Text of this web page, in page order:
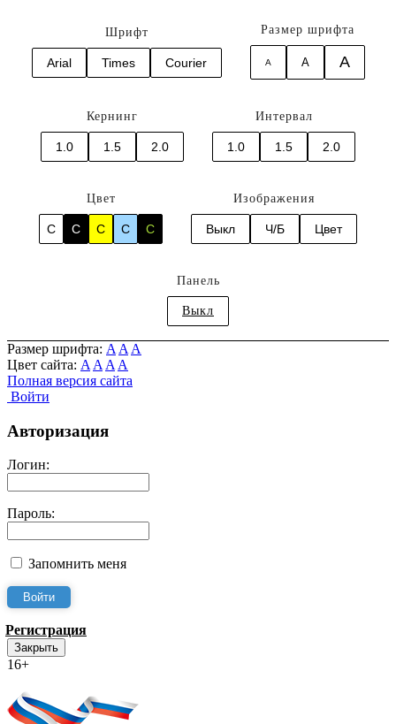
Шрифт
Arial Times Courier
Размер шрифта
A A A
Кернинг
1.0 1.5 2.0
Интервал
1.0 1.5 2.0
Цвет
C C C C C
Изображения
Выкл Ч/Б Цвет
Панель
Выкл
Размер шрифта: A A A
Цвет сайта: A A A A
Полная версия сайта
Войти
Авторизация
Логин:
Пароль:
Запомнить меня
Регистрация
Закрыть
16+